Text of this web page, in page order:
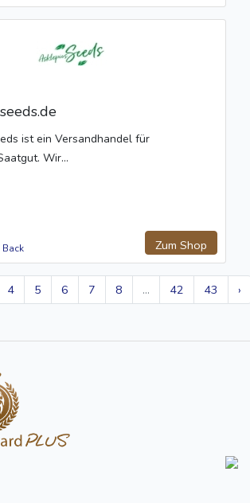
ist ein Versandhandel für
Wir...
Zum Shop
4 5 6 7 8 ... 42 43 ›